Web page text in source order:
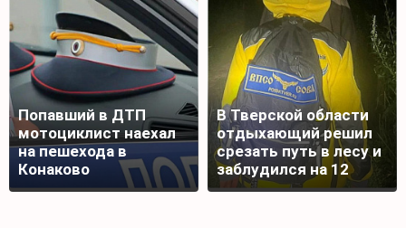
Попавший в ДТП
мотоциклист наехал
на пешехода в
Конаково
В Тверской области
отдыхающий решил
срезать путь в лесу и
заблудился на 12
часов